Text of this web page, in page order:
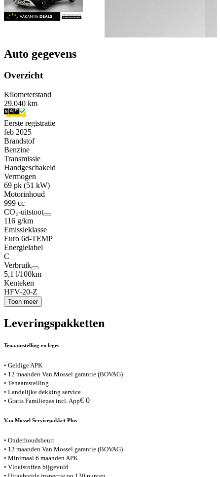
Auto gegevens
Overzicht
Kilometerstand
29.040 km
Eerste registratie
feb 2025
Brandstof
Benzine
Transmissie
Handgeschakeld
Vermogen
69 pk (51 kW)
Motorinhoud
999 cc
CO₂-uitstoot
116 g/km
Emissieklasse
Euro 6d-TEMP
Energielabel
C
Verbruik
5,1 l/100km
Kenteken
HFV-20-Z
Toon meer
Leveringspakketten
Tenaamstelling en leges
• Geldige APK
• 12 maanden Van Mossel garantie (BOVAG)
• Tenaamstelling
• Landelijke dekking service
• Gratis Familiepas incl. App€ 0
Van Mossel Servicepakket Plus
• Onderhoudsbeurt
• 12 maanden Van Mossel garantie (BOVAG)
• Minimaal 6 maanden APK
• Vloeistoffen bijgevuld